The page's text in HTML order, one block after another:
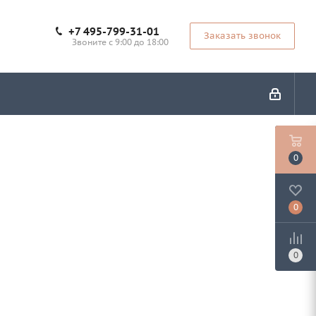
+7 495-799-31-01
Звоните с 9:00 до 18:00
Заказать звонок
0
0
0